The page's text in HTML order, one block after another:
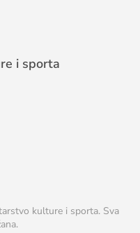
i sporta
kulture i sporta. Sva